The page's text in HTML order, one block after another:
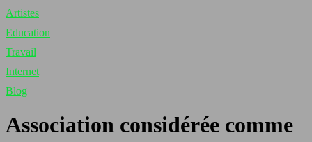
Artistes
Education
Travail
Internet
Blog
Association considérée comme